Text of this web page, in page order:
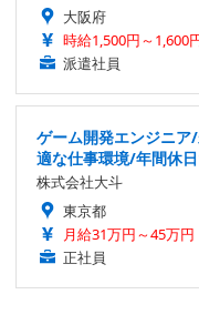
大阪府
時給1,500円～1,600
派遣社員
ゲーム開発エンジニ
適な仕事環境/年間休
株式会社大斗
東京都
月給31万円～45万円
正社員